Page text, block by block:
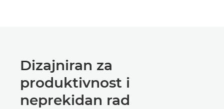
Dizajniran za
produktivnost i
neprekidan rad